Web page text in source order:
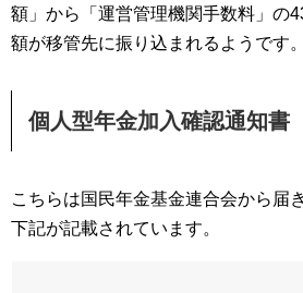
額」から「運営管理機関手数料」の
額が移管先に振り込まれるようです。
個人型年金加入確認通知書
こちらは国民年金基金連合会から届
下記が記載されています。